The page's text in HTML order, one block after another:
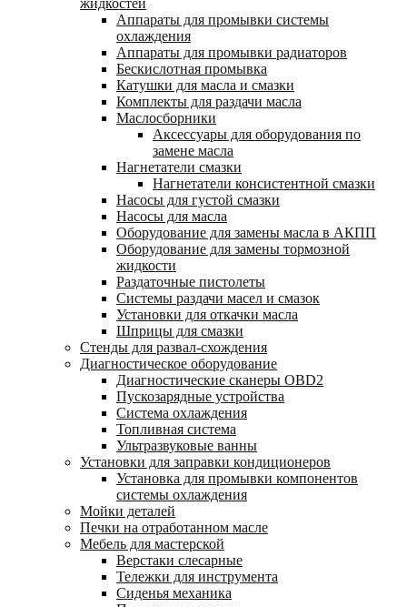
жидкостей
Аппараты для промывки системы
охлаждения
Аппараты для промывки радиаторов
Бескислотная промывка
Катушки для масла и смазки
Комплекты для раздачи масла
Маслосборники
Аксессуары для оборудования по
замене масла
Нагнетатели смазки
Нагнетатели консистентной смазки
Насосы для густой смазки
Насосы для масла
Оборудование для замены масла в АКПП
Оборудование для замены тормозной
жидкости
Раздаточные пистолеты
Системы раздачи масел и смазок
Установки для откачки масла
Шприцы для смазки
Стенды для развал-схождения
Диагностическое оборудование
Диагностические сканеры OBD2
Пускозарядные устройства
Система охлаждения
Топливная система
Ультразвуковые ванны
Установки для заправки кондиционеров
Установка для промывки компонентов
системы охлаждения
Мойки деталей
Печки на отработанном масле
Мебель для мастерской
Верстаки слесарные
Тележки для инструмента
Сиденья механика